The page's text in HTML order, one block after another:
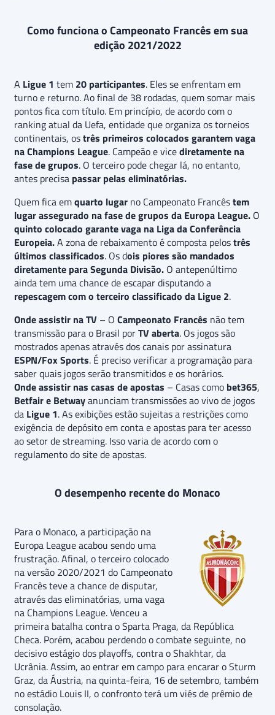
Como funciona o Campeonato Francês em sua
edição 2021/2022
A Ligue 1 tem 20 participantes. Eles se enfrentam em
turno e returno. Ao final de 38 rodadas, quem somar mais
pontos fica com título. Em princípio, de acordo com o
ranking atual da Uefa, entidade que organiza os torneios
continentais, ostrês primeiros colocados garantem vaga
na Champions League. Campeão e vicediretamente na
fase de grupos. O terceiro pode chegar lá, no entanto,
antes precisa passar pelas eliminatórias.
Quem fica emquarto lugar no Campeonato Francêstem
lugar assegurado na fase de grupos da Europa League. O
quinto colocado garante vaga na Liga da Conferência
Europeia.A zona de rebaixamento é composta pelostrês
últimos classificados. Os dois piores são mandados
diretamente para Segunda Divisão. O antepenúltimo
ainda tem uma chance de escapar disputando a
repescagem com o terceiro classificado da Ligue 2.
Onde assistir na TV – O Campeonato Francês não tem
transmissão para o Brasil porTV aberta. Os jogos são
mostrados apenas através dos canais por assinatura
ESPN/Fox Sports. É preciso verificar a programação para
saber quais jogos serão transmitidos e os horários.
Onde assistir nas casas de apostas – Casas como bet365,
Betfair e Betwayanunciam transmissões ao vivo de jogos
da Ligue 1. As exibições estão sujeitas a restrições como
exigência de depósito em conta e apostas para ter acesso
ao setor de streaming. Isso varia de acordo com o
regulamento do site de apostas.
O desempenho recente do Monaco
Para o Monaco, a participação na
Europa League acabou sendo uma
frustração. Afinal, o terceiro colocado
na versão 2020/2021 do Campeonato
Francês teve a chance de disputar,
através das eliminatórias, uma vaga
na Champions League. Venceu a
primeira batalha contra o Sparta Praga, da República
Checa. Porém, acabou perdendo o combate seguinte, no
decisivo estágio dos playoffs, contra o Shakhtar, da
Ucrânia. Assim, ao entrar em campo para encarar o Sturm
Graz, da Áustria, na quinta-feira, 16 de setembro, também
no estádio Louis II, o confronto terá um viés de prêmio de
consolação.